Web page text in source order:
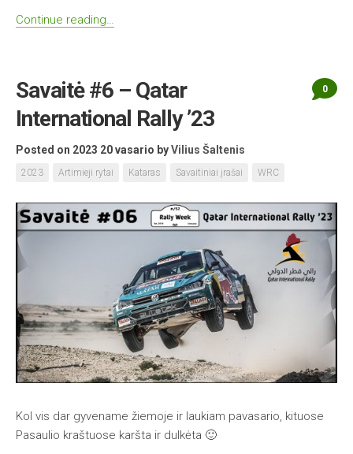
Continue reading…
Savaitė #6 – Qatar
International Rally ’23
Posted on 2023 20 vasario byVilius Šaltenis
2023 Artimieji rytai Kataras Savaitiniai įrašai WRC
0
Kol vis dar gyvename žiemoje ir laukiam pavasario, kituose
Pasaulio kraštuose karšta ir dulkėta 🙂